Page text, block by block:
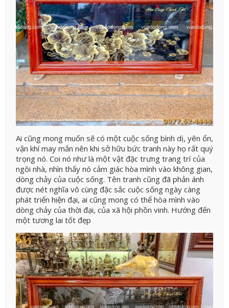
Ai cũng mong muốn sẽ có một cuộc sống bình dị, yên ổn,
vận khí may mắn nên khi sở hữu bức tranh này họ rất quý
trọng nó. Coi nó như là một vật đặc trưng trang trí của
ngôi nhà, nhìn thấy nó cảm giác hòa mình vào không gian,
dòng chảy của cuộc sống. Tên tranh cũng đã phản ánh
được nét nghĩa vô cùng đặc sắc cuộc sống ngày càng
phát triển hiện đại, ai cũng mong có thể hòa mình vào
dòng chảy của thời đại, của xã hội phồn vinh. Hướng đến
một tương lai tốt đẹp